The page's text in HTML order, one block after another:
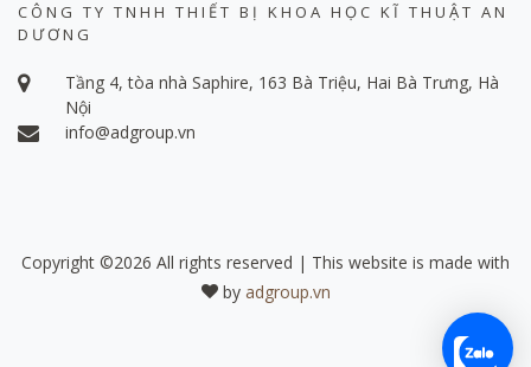
CÔNG TY TNHH THIẾT BỊ KHOA HỌC KĨ THUẬT AN
DƯƠNG
Tầng 4, tòa nhà Saphire, 163 Bà Triệu, Hai Bà Trưng, Hà
Nội
info@adgroup.vn
Copyright ©2026 All rights reserved | This website is made with
by adgroup.vn